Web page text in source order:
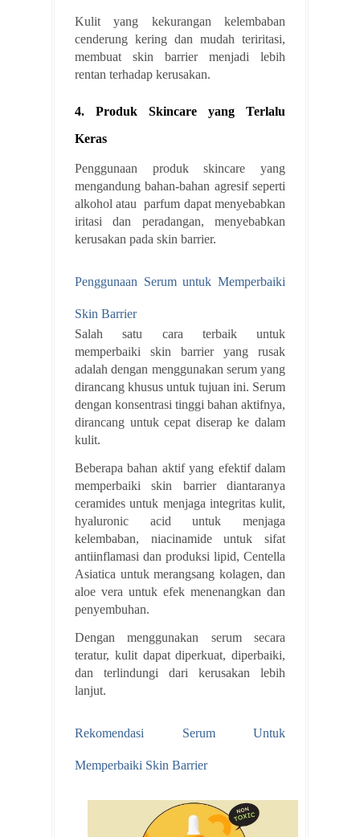
Kulit yang kekurangan kelembaban
cenderung kering dan mudah teriritasi,
membuat skin barrier menjadi lebih
rentan terhadap kerusakan.
4. Produk Skincare yang Terlalu
Keras
Penggunaan produk skincare yang
mengandung bahan-bahan agresif seperti
alkohol atau parfum dapat menyebabkan
iritasi dan peradangan, menyebabkan
kerusakan pada skin barrier.
Penggunaan Serum untuk Memperbaiki
Skin Barrier
Salah satu cara terbaik untuk
memperbaiki skin barrier yang rusak
adalah dengan menggunakan serum yang
dirancang khusus untuk tujuan ini. Serum
dengan konsentrasi tinggi bahan aktifnya,
dirancang untuk cepat diserap ke dalam
kulit.
Beberapa bahan aktif yang efektif dalam
memperbaiki skin barrier diantaranya
ceramides untuk menjaga integritas kulit,
hyaluronic acid untuk menjaga
kelembaban, niacinamide untuk sifat
antiinflamasi dan produksi lipid, Centella
Asiatica untuk merangsang kolagen, dan
aloe vera untuk efek menenangkan dan
penyembuhan.
Dengan menggunakan serum secara
teratur, kulit dapat diperkuat, diperbaiki,
dan terlindungi dari kerusakan lebih
lanjut.
Rekomendasi Serum Untuk
Memperbaiki Skin Barrier